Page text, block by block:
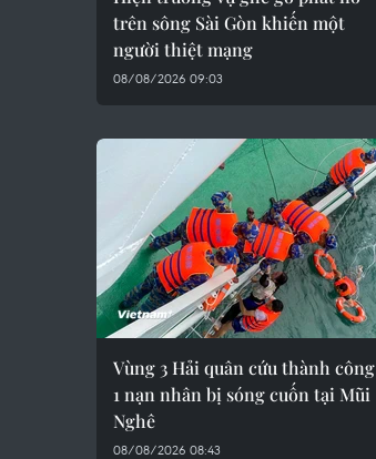
trên sông Sài Gòn khiến một
người thiệt mạng
08/08/2026 09:03
Vùng 3 Hải quân cứu thành công
1 nạn nhân bị sóng cuốn tại Mũi
Nghê
08/08/2026 08:43